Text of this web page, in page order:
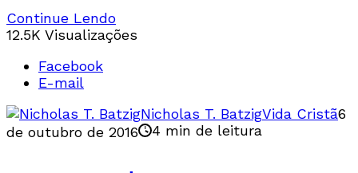
Continue Lendo
12.5K Visualizações
Facebook
E-mail
Nicholas T. BatzigVida Cristã6
de outubro de 2016
4 min de leitura